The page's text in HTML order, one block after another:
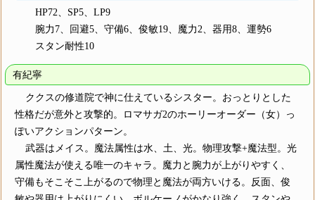
HP72、SP5、LP9
腕力7、回避5、守備6、俊敏19、魔力2、器用8、運勢6
スタン耐性10
有紀寧
ククスの修道院で神に仕えているシスター。おっとりとした
性格だが意外と攻撃的。ロマサガ2のホーリーオーダー（女）っ
ぽいアクションパターン。
武器はメイス。魔法属性は水、土、光。物理攻撃+魔法型。光
属性魔法が使える唯一のキャラ。魔力と腕力が上がりやすく、
守備もそこそこ上がるので物理と魔法が両方いける。反面、俊